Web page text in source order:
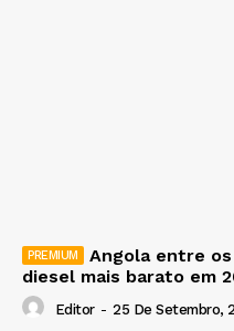
Angola entre
diesel mais barato em
Editor - 25 De Setembro,